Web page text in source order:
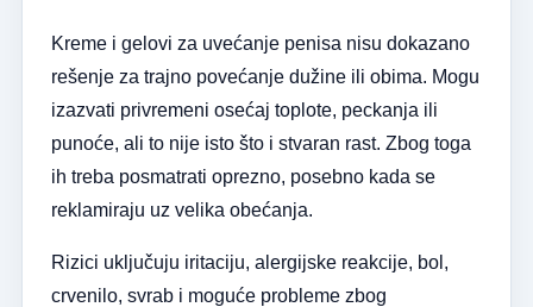
Kreme i gelovi za uvećanje penisa nisu dokazano
rešenje za trajno povećanje dužine ili obima. Mogu
izazvati privremeni osećaj toplote, peckanja ili
punoće, ali to nije isto što i stvaran rast. Zbog toga
ih treba posmatrati oprezno, posebno kada se
reklamiraju uz velika obećanja.
Rizici uključuju iritaciju, alergijske reakcije, bol,
crvenilo, svrab i moguće probleme zbog